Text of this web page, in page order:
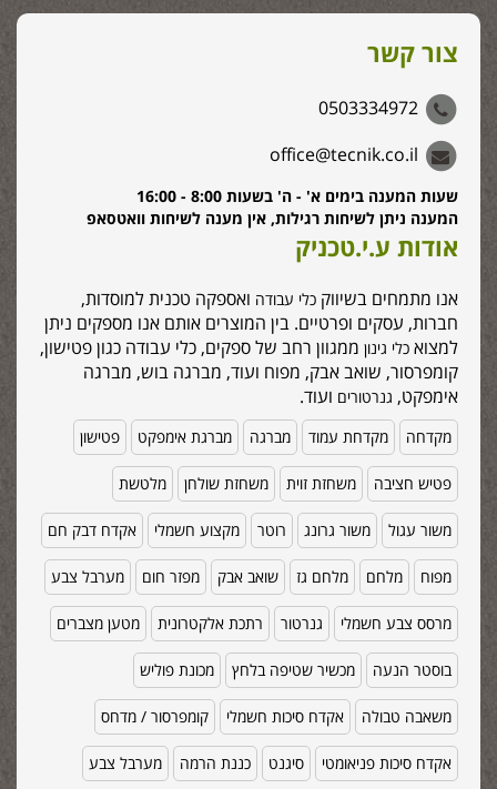
צור קשר
0503334972
office@tecnik.co.il
שעות המענה בימים א' - ה' בשעות 8:00 - 16:00
המענה ניתן לשיחות רגילות, אין מענה לשיחות וואטסאפ
אודות ע.י.טכניק
אנו מתמחים בשיווק כלי עבודה ואספקה טכנית למוסדות,
חברות, עסקים ופרטיים. בין המוצרים אותם אנו מספקים ניתן
למצוא כלי גינון ממגוון רחב של ספקים, כלי עבודה כגון פטישון,
קומפרסור, שואב אבק, מפוח ועוד, מברגה בוש, מברגה
אימפקט, גנרטורים ועוד.
מקדחה מקדחת עמוד מברגה מברגת אימפקט פטישון
פטיש חציבה משחזת זוית משחזת שולחן מלטשת
משור עגול משור גרונג רוטר מקצוע חשמלי אקדח דבק חם
מפוח מלחם מלחם גז שואב אבק מפזר חום מערבל צבע
מרסס צבע חשמלי גנרטור רתכת אלקטרונית מטען מצברים
בוסטר הנעה מכשיר שטיפה בלחץ מכונת פוליש
משאבה טבולה אקדח סיכות חשמלי קומפרסור / מדחס
אקדח סיכות פניאומטי סיגנט כננת הרמה מערבל צבע